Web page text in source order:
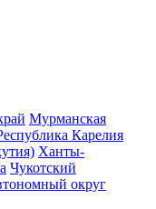
Мурманская
Карелия
Ханты-
Чукотский
округ